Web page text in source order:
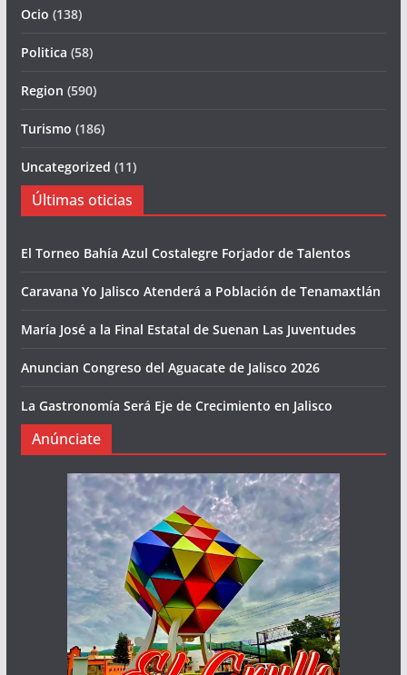
Ocio (138)
Politica (58)
Region (590)
Turismo (186)
Uncategorized (11)
Últimas oticias
El Torneo Bahía Azul Costalegre Forjador de Talentos
Caravana Yo Jalisco Atenderá a Población de Tenamaxtlán
María José a la Final Estatal de Suenan Las Juventudes
Anuncian Congreso del Aguacate de Jalisco 2026
La Gastronomía Será Eje de Crecimiento en Jalisco
Anúnciate